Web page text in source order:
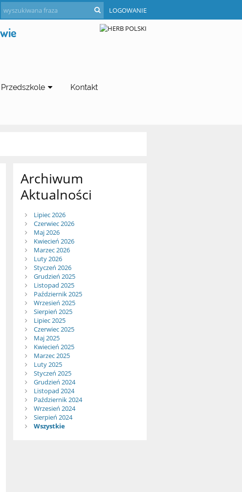
LOGOWANIE
Przedszkole Kontakt
Archiwum
Aktualności
Lipiec 2026
Czerwiec 2026
Maj 2026
Kwiecień 2026
Marzec 2026
Luty 2026
Styczeń 2026
Grudzień 2025
Listopad 2025
Październik 2025
Wrzesień 2025
Sierpień 2025
Lipiec 2025
Czerwiec 2025
Maj 2025
Kwiecień 2025
Marzec 2025
Luty 2025
Styczeń 2025
Grudzień 2024
Listopad 2024
Październik 2024
Wrzesień 2024
Sierpień 2024
Wszystkie